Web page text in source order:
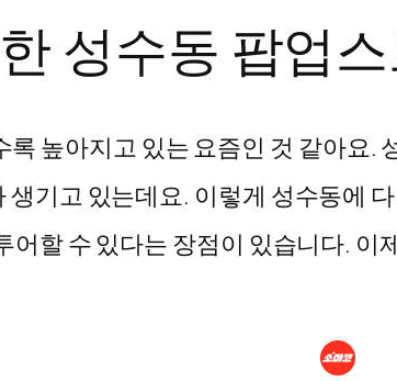
성수동 팝업
높아지고 있는 요즘인 것 같아요.
기고 있는데요. 이렇게 성수동에
할 수 있다는 장점이 있습니다.